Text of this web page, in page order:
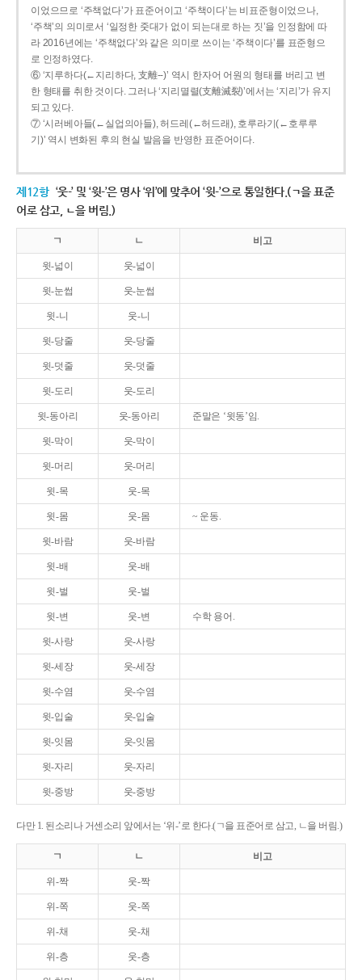
이었으므로 ‘주책없다’가 표준어이고 ‘주책이다’는 비표준형이었으나,
‘주책’의 의미로서 ‘일정한 줏대가 없이 되는대로 하는 짓’을 인정함에 따
라 2016년에는 ‘주책없다’와 같은 의미로 쓰이는 ‘주책이다’를 표준형으
로 인정하였다.
⑥ ‘지루하다(←지리하다, 支離--)’ 역시 한자어 어원의 형태를 버리고 변
한 형태를 취한 것이다. 그러나 ‘지리멸렬(支離滅裂)’에서는 ‘지리’가 유지
되고 있다.
⑦ ‘시러베아들(←실업의아들), 허드레(←허드래), 호루라기(←호루루
기)’ 역시 변화된 후의 현실 발음을 반영한 표준어이다.
제12항 ‘웃-’ 및 ‘윗-’은 명사 ‘위’에 맞추어 ‘윗-’으로 통일한다.(ㄱ을 표준
어로 삼고, ㄴ을 버림.)
ㄱ ㄴ 비고
윗-넓이 웃-넓이
윗-눈썹 웃-눈썹
윗-니 웃-니
윗-당줄 웃-당줄
윗-덧줄 웃-덧줄
윗-도리 웃-도리
윗-동아리 웃-동아리 준말은 ‘윗동’임.
윗-막이 웃-막이
윗-머리 웃-머리
윗-목 웃-목
윗-몸 웃-몸 ~ 운동.
윗-바람 웃-바람
윗-배 웃-배
윗-벌 웃-벌
윗-변 웃-변 수학 용어.
윗-사랑 웃-사랑
윗-세장 웃-세장
윗-수염 웃-수염
윗-입술 웃-입술
윗-잇몸 웃-잇몸
윗-자리 웃-자리
윗-중방 웃-중방
다만 1. 된소리나 거센소리 앞에서는 ‘위-’로 한다.(ㄱ을 표준어로 삼고, ㄴ을 버림.)
ㄱ ㄴ 비고
위-짝 웃-짝
위-쪽 웃-쪽
위-채 웃-채
위-층 웃-층